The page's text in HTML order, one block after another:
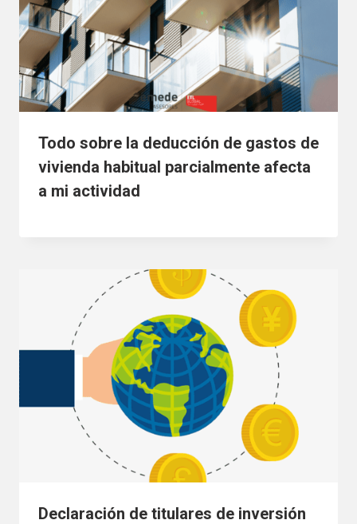
Todo sobre la deducción de gastos de
vivienda habitual parcialmente afecta
a mi actividad
Declaración de titulares de inversión